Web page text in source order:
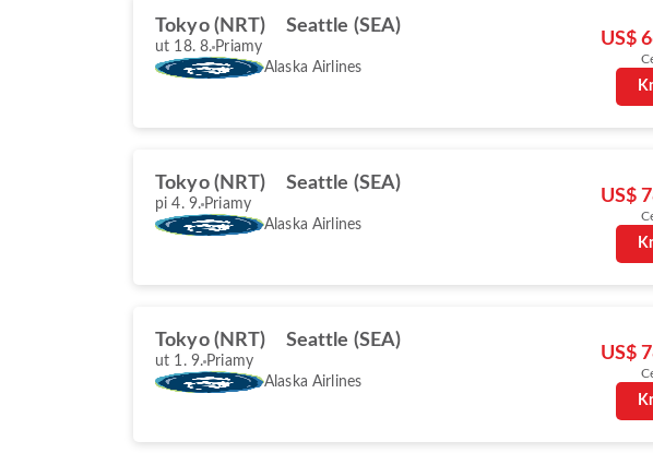
Tokyo (NRT) Seattle (SEA)
ut 18. 8. Priamy
Alaska Airlines
US$
Tokyo (NRT) Seattle (SEA)
pi 4. 9. Priamy
Alaska Airlines
US$
Tokyo (NRT) Seattle (SEA)
ut 1. 9. Priamy
Alaska Airlines
US$